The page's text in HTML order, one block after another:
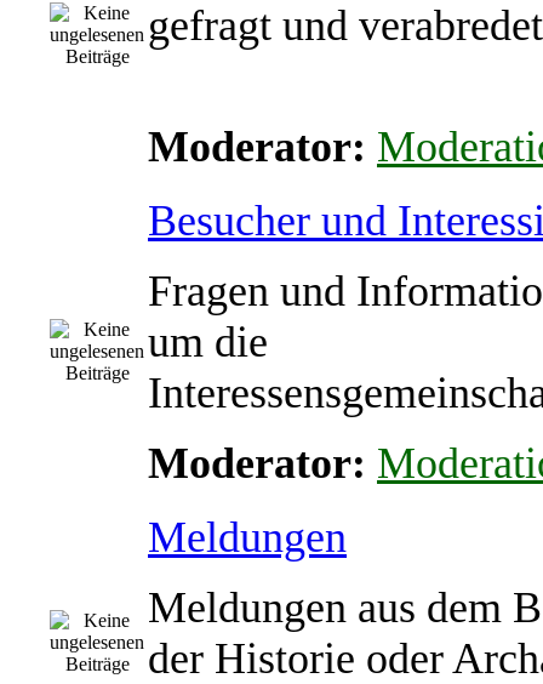
gefragt und
Moderator:
Besucher und
Fragen und
um die
Moderator:
Meldungen
Meldungen aus dem
der Historie oder